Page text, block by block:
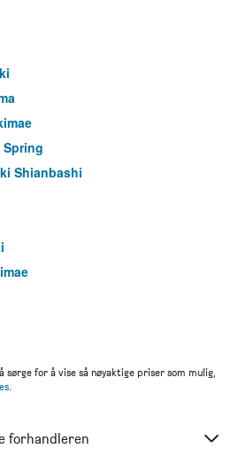
Spring
Shianbashi
for å vise så nøyaktige priser som mulig,
.
forhandleren